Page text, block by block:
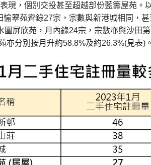
現，個別交投甚至超越部份藍籌屋苑
翠苑齊錄27宗，宗數與新港城相同，
圍屏欣苑，月內錄24宗，宗數亦與沙田
亦分別按月升約58.8%及約26.3%(見表)。